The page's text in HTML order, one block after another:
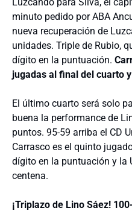
minuto pedido por ABA
nueva recuperación de
unidades. Triple de Rubio,
dígito en la puntuación.
jugadas al final del cuarto
El último cuarto será solo
buena la performance de
puntos. 95-59 arriba el CD
Carrasco es el quinto
dígito en la puntuación y la
centena.
¡Triplazo de Lino Sáez!